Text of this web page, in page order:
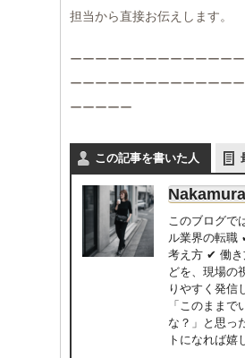
担当から直接お伝えします。
ーーーーーーーーーーーーー
ーーーーーーーーーーーーー
ーーーーー
この記事を書いた人
このブログで
ル業界の転職
考え方 ✔ 働き
どを、現場の
りやすく発信
「このままで
な？」と思っ
トになれば嬉